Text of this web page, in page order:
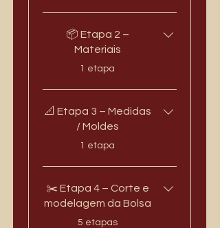
📦 Etapa 2 –
Materiais
.
1 etapa
📐 Etapa 3 – Medidas
/ Moldes
.
1 etapa
✂️ Etapa 4 – Corte e
modelagem da Bolsa
.
5 etapas